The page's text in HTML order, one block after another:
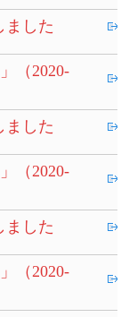
ました
（2020-
ました
（2020-
ました
（2020-